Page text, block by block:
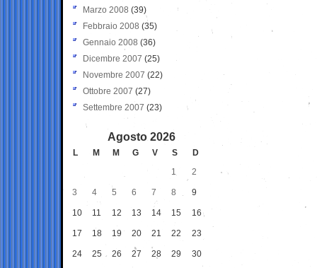
Marzo 2008 (39)
Febbraio 2008 (35)
Gennaio 2008 (36)
Dicembre 2007 (25)
Novembre 2007 (22)
Ottobre 2007 (27)
Settembre 2007 (23)
Agosto 2026
L M M G V S
D
1
2
3 4 5 6 7 8 9
10 11 12 13 14 15 16
17 18 19 20 21 22 23
24 25 26 27 28 29 30